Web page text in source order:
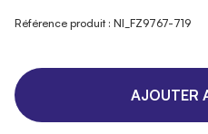
Référence produit : NI_FZ9767-719
AJOUTER